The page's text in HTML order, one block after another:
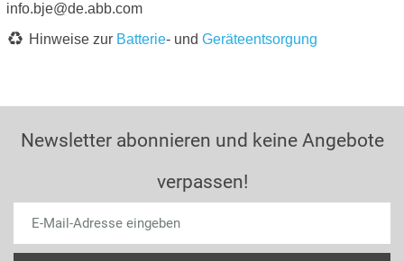
info.bje@de.abb.com
Hinweise zur Batterie- und Geräteentsorgung
Newsletter abonnieren und keine Angebote
verpassen!